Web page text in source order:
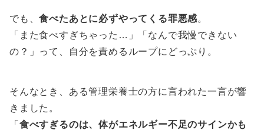
でも、食べたあとに必ずやってくる罪悪感。
「また食べすぎちゃった…」「なんで我慢できない
の？」って、自分を責めるループにどっぷり。
そんなとき、ある管理栄養士の方に言われた一言が響
きました。
「 食べすぎるのは、体がエネルギー不足のサインかも